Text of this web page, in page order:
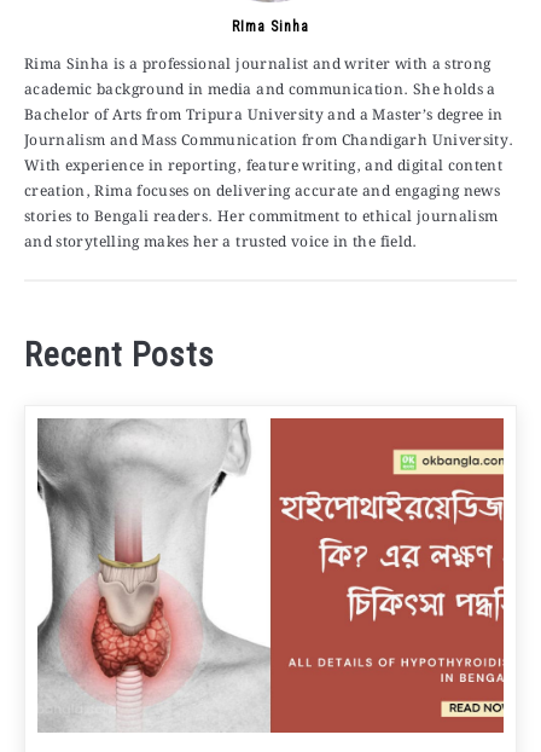
RIma Sinha
Rima Sinha is a professional journalist and writer with a strong
academic background in media and communication. She holds a
Bachelor of Arts from Tripura University and a Master’s degree in
Journalism and Mass Communication from Chandigarh University.
With experience in reporting, feature writing, and digital content
creation, Rima focuses on delivering accurate and engaging news
stories to Bengali readers. Her commitment to ethical journalism
and storytelling makes her a trusted voice in the field.
Recent Posts